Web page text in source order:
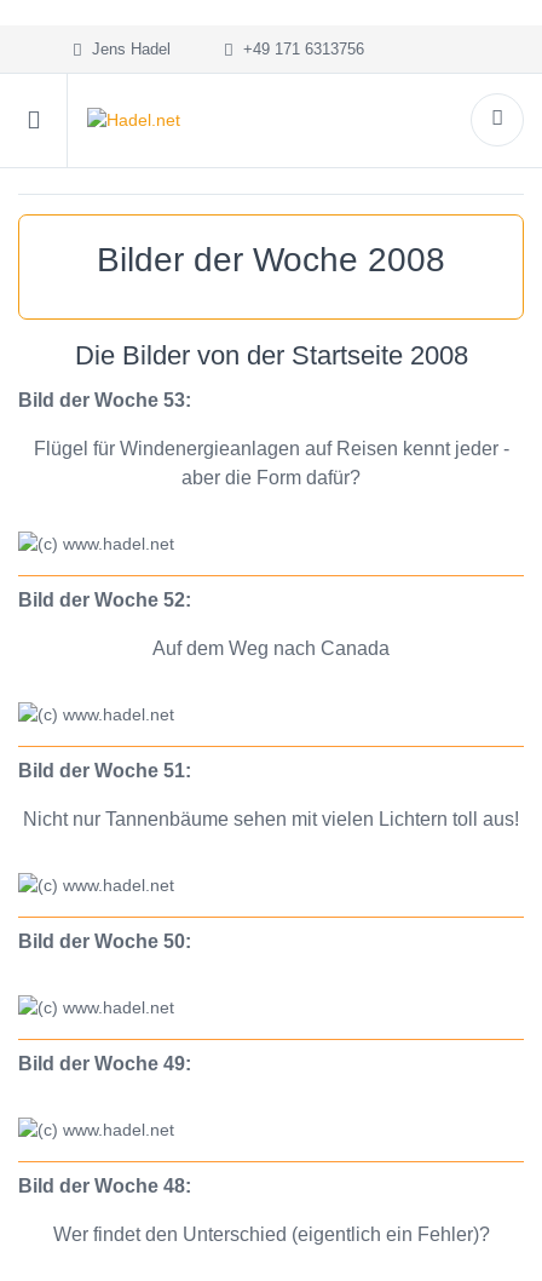
Jens Hadel +49 171 6313756
Bilder der Woche 2008
Die Bilder von der Startseite 2008
Bild der Woche 53:
Flügel für Windenergieanlagen auf Reisen kennt jeder -
aber die Form dafür?
Bild der Woche 52:
Auf dem Weg nach Canada
Bild der Woche 51:
Nicht nur Tannenbäume sehen mit vielen Lichtern toll aus!
Bild der Woche 50:
Bild der Woche 49:
Bild der Woche 48:
Wer findet den Unterschied (eigentlich ein Fehler)?